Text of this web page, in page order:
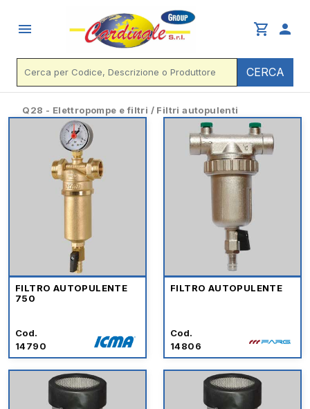
menu shopping_cart person
CERCA
Q28 - Elettropompe e filtri / Filtri autopulenti
FILTRO AUTOPULENTE
750
Cod.
14790
FILTRO AUTOPULENTE
Cod.
14806